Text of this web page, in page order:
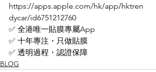
https://apps.apple.com/hk/app/hktren
dycar/id6751212760
✅ 全港唯一貼膜專屬App
✅ 十年專注・只做貼膜
✅ 透明過程・認證保障
BLOG